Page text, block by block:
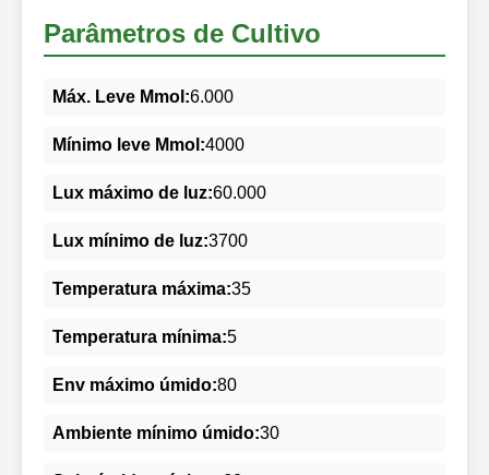
Parâmetros de Cultivo
Máx. Leve Mmol:6.000
Mínimo leve Mmol:4000
Lux máximo de luz:60.000
Lux mínimo de luz:3700
Temperatura máxima:35
Temperatura mínima:5
Env máximo úmido:80
Ambiente mínimo úmido:30